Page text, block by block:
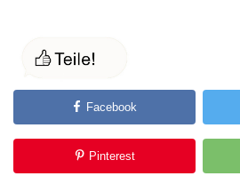
Facebook
Pinterest